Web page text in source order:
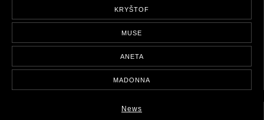
KRYŠTOF
MUSE
ANETA
MADONNA
News